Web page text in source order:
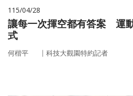
115/04/28
讓每一次揮空都有答案 運
式
何楷平 ｜ 科技大觀園特約記者